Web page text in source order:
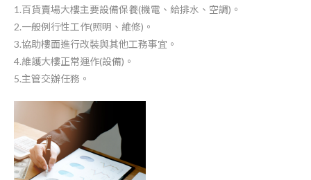
1.百貨賣場大樓主要設備保養(機電、給排水、空調)。
2.一般例行性工作(照明、維修)。
3.協助樓面進行改裝與其他工務事宜。
4.維護大樓正常運作(設備)。
5.主管交辦任務。